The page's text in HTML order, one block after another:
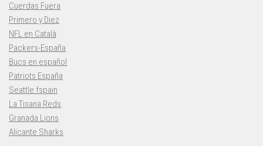
Cuerdas Fuera
Primero y Diez
NFL en Català
Packers-España
Bucs en español
Patriots España
Seattle fspain
La Tisana Reds
Granada Lions
Alicante Sharks